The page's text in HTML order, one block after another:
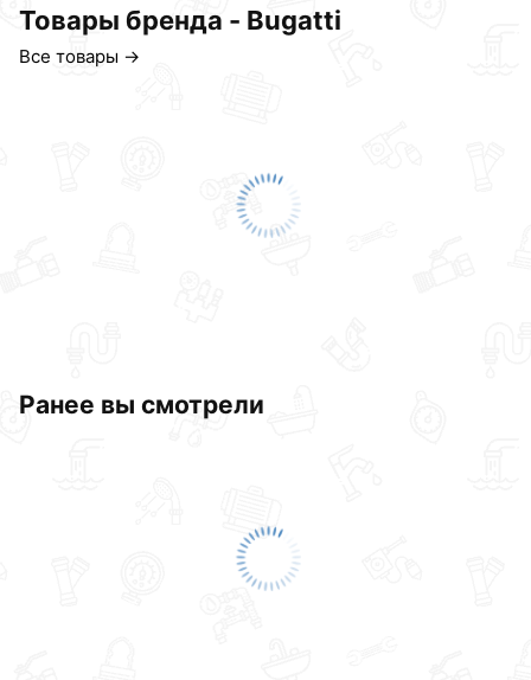
Товары бренда - Bugatti
Все товары →
Ранее вы смотрели